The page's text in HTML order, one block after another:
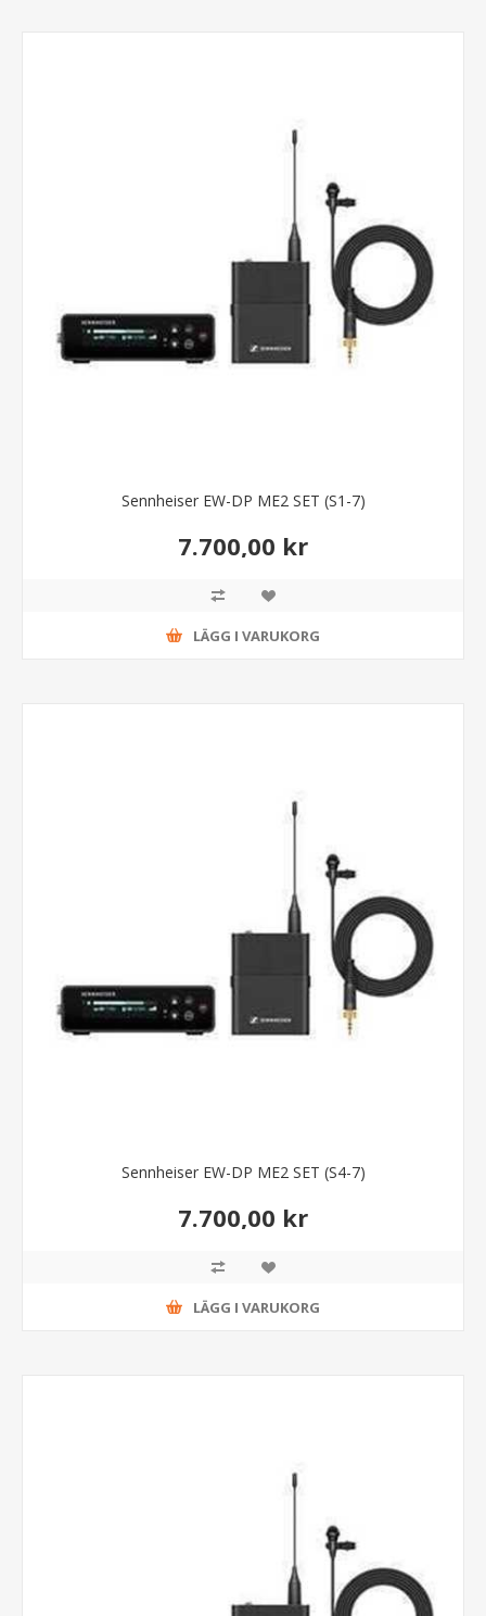
Sennheiser EW-DP ME2 SET (S1-7)
7.700,00 kr
LÄGG I VARUKORG
Sennheiser EW-DP ME2 SET (S4-7)
7.700,00 kr
LÄGG I VARUKORG